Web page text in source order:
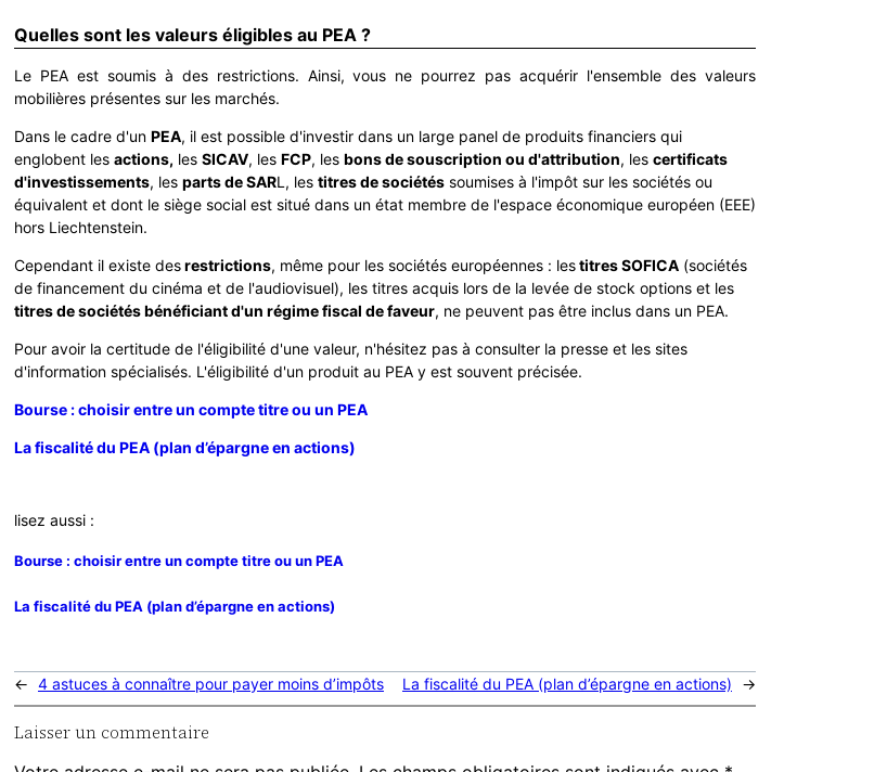
Quelles sont les valeurs éligibles au PEA ?
Le PEA est soumis à des restrictions. Ainsi, vous ne pourrez pas acquérir l'ensemble des valeurs
mobilières présentes sur les marchés.
Dans le cadre d'un PEA, il est possible d'investir dans un large panel de produits financiers qui
englobent les actions, les SICAV, les FCP, les bons de souscription ou d'attribution, les certificats
d'investissements, les parts de SARL, les titres de sociétés soumises à l'impôt sur les sociétés ou
équivalent et dont le siège social est situé dans un état membre de l'espace économique européen (EEE)
hors Liechtenstein.
Cependant il existe desrestrictions, même pour les sociétés européennes : lestitres SOFICA (sociétés
de financement du cinéma et de l'audiovisuel), les titres acquis lors de la levée de stock options et les
titres de sociétés bénéficiant d'un régime fiscal de faveur, ne peuvent pas être inclus dans un PEA.
Pour avoir la certitude de l'éligibilité d'une valeur, n'hésitez pas à consulter la presse et les sites
d'information spécialisés. L'éligibilité d'un produit au PEA y est souvent précisée.
Bourse : choisir entre un compte titre ou un PEA
La fiscalité du PEA (plan d’épargne en actions)
lisez aussi :
Bourse : choisir entre un compte titre ou un PEA
La fiscalité du PEA (plan d’épargne en actions)
← 4 astuces à connaître pour payer moins d’impôts La fiscalité du PEA (plan d’épargne en actions) →
Laisser un commentaire